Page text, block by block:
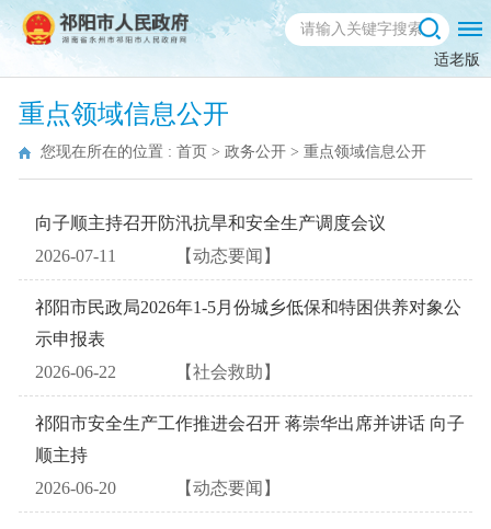
适老版
重点领域信息公开
您现在所在的位置 : 首页 > 政务公开 > 重点领域信息公开
向子顺主持召开防汛抗旱和安全生产调度会议
2026-07-11
【动态要闻】
祁阳市民政局2026年1-5月份城乡低保和特困供养对象公
示申报表
2026-06-22
【社会救助】
祁阳市安全生产工作推进会召开 蒋崇华出席并讲话 向子
顺主持
2026-06-20
【动态要闻】